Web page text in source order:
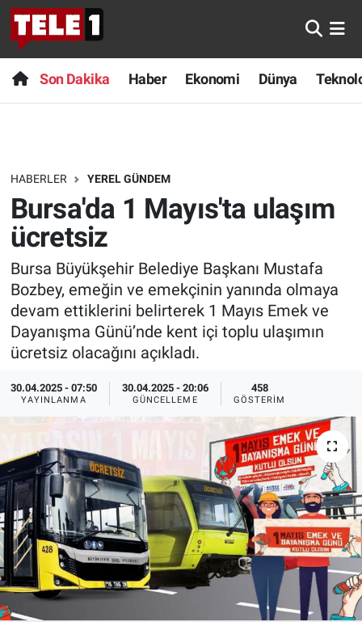
Son Dakika Haber Ekonomi Dünya
HABERLER YEREL GÜNDEM
Bursa'da 1 Mayıs'ta ulaşım
ücretsiz
Bursa Büyükşehir Belediye Başkanı Mustafa
Bozbey, emeğin ve emekçinin yanında olmaya
devam ettiklerini belirterek 1 Mayıs Emek ve
Dayanışma Günü’nde kent içi toplu ulaşımın
ücretsiz olacağını açıkladı.
30.04.2025 - 07:50
YAYINLANMA
30.04.2025 - 20:06
GÜNCELLEME
458
GÖSTERIM
Anında Manşet
Başka Sohbetler
Bilim turu
Bilim ve Teknoloji Evreni
Doğa Konuşuyor
Dünya
Ege Saati
Ege'den Esintiler
Eğlence
Ekonomi
Forum
Gerçeğin İzinde
Son Dakika
Haber
Dünya
Teknoloji
Sağlık
Spor
Yayın Akışı
İletişim
Nöbetçi Eczaneler
Hava Durumu
Trafik Durumu
Süper Lig Puan Durumu ve Fikstür
Tüm Manşetler
Son Dakika Haberleri
Haber Arşivi